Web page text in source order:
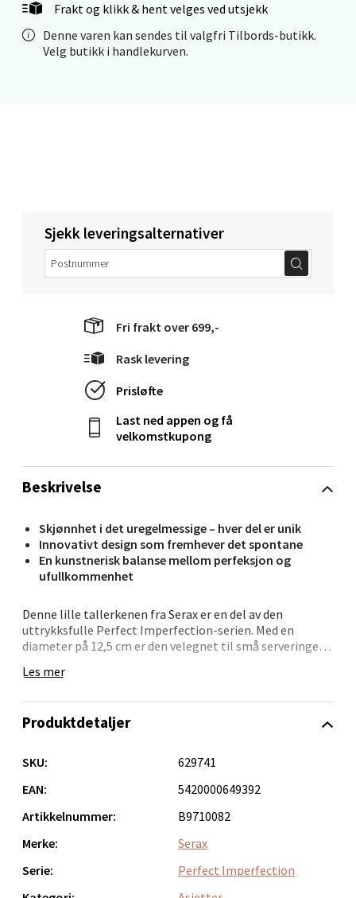
Frakt og klikk & hent velges ved utsjekk
Denne varen kan sendes til valgfri Tilbords-butikk.
Velg butikk i handlekurven.
Beskrivelse
Skjønnhet i det uregelmessige – hver del er unik
Innovativt design som fremhever det spontane
En kunstnerisk balanse mellom perfeksjon og
ufullkommenhet
Denne lille tallerkenen fra Serax er en del av den
uttrykksfulle Perfect Imperfection-serien. Med en
diameter på 12,5 cm er den velegnet til små serveringer,
fremstår ren og stilren, men den ujevne formen gir et
Perfect Imperfection er en hyllest til det ekte og
helt like, og det er nettopp det som gir serien liv.
en ekstra dimensjon.
En tallerken som kombinerer funksjon med estetisk
tilstedeværelse.
Les mer
Sjekk leveringsalternativer
Fri frakt over 699,-
Rask levering
Prisløfte
Last ned appen og få
velkomstkupong
Produktdetaljer
SKU:
629741
EAN:
5420000649392
Artikkelnummer:
B9710082
Merke:
Serax
Serie:
Perfect Imperfection
Levanger - Magneten
Moafjæra 14, 7606 Levanger
Skarvøyveien 55, 4517 Mandal
Åpent i dag 10-18
Mo i Rana - Thon Senter Mo i Rana
Velg
Ålesund - Thon Senter Moa
Langelandsvegen 25, 6010 Ålesund
Åpent i dag 10-18
0 i butikk
Molde - Moldetorget
Åpent i dag 10-18